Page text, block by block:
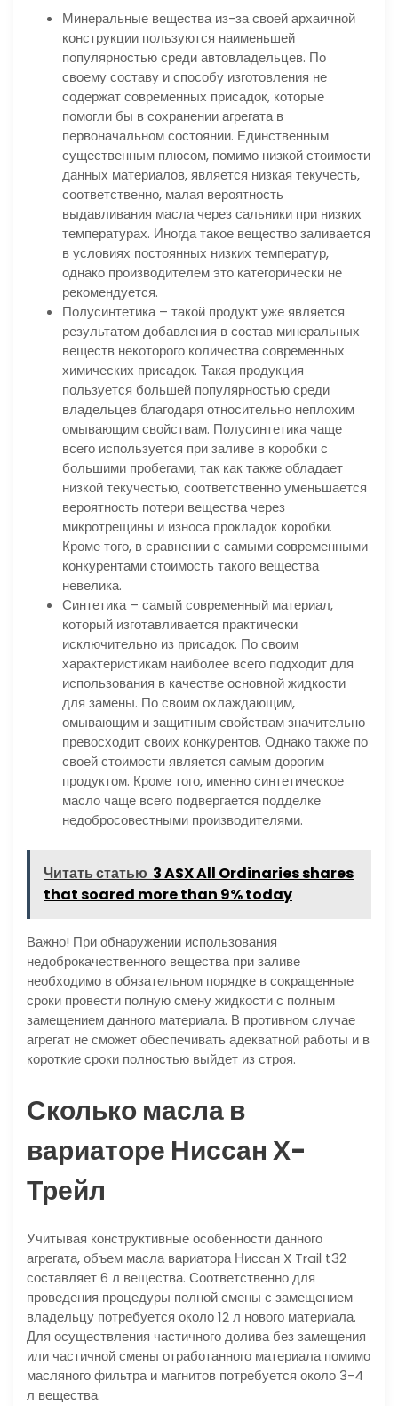
Минеральные вещества из-за своей архаичной
конструкции пользуются наименьшей
популярностью среди автовладельцев. По
своему составу и способу изготовления не
содержат современных присадок, которые
помогли бы в сохранении агрегата в
первоначальном состоянии. Единственным
существенным плюсом, помимо низкой стоимости
данных материалов, является низкая текучесть,
соответственно, малая вероятность
выдавливания масла через сальники при низких
температурах. Иногда такое вещество заливается
в условиях постоянных низких температур,
однако производителем это категорически не
рекомендуется.
Полусинтетика – такой продукт уже является
результатом добавления в состав минеральных
веществ некоторого количества современных
химических присадок. Такая продукция
пользуется большей популярностью среди
владельцев благодаря относительно неплохим
омывающим свойствам. Полусинтетика чаще
всего используется при заливе в коробки с
большими пробегами, так как также обладает
низкой текучестью, соответственно уменьшается
вероятность потери вещества через
микротрещины и износа прокладок коробки.
Кроме того, в сравнении с самыми современными
конкурентами стоимость такого вещества
невелика.
Синтетика – самый современный материал,
который изготавливается практически
исключительно из присадок. По своим
характеристикам наиболее всего подходит для
использования в качестве основной жидкости
для замены. По своим охлаждающим,
омывающим и защитным свойствам значительно
превосходит своих конкурентов. Однако также по
своей стоимости является самым дорогим
продуктом. Кроме того, именно синтетическое
масло чаще всего подвергается подделке
недобросовестными производителями.
Читать статью 3 ASX All Ordinaries shares
that soared more than 9% today
Важно! При обнаружении использования
недоброкачественного вещества при заливе
необходимо в обязательном порядке в сокращенные
сроки провести полную смену жидкости с полным
замещением данного материала. В противном случае
агрегат не сможет обеспечивать адекватной работы и в
короткие сроки полностью выйдет из строя.
Сколько масла в
вариаторе Ниссан Х-
Трейл
Учитывая конструктивные особенности данного
агрегата, объем масла вариатора Ниссан X Trail t32
составляет 6 л вещества. Соответственно для
проведения процедуры полной смены с замещением
владельцу потребуется около 12 л нового материала.
Для осуществления частичного долива без замещения
или частичной смены отработанного материала помимо
масляного фильтра и магнитов потребуется около 3-4
л вещества.